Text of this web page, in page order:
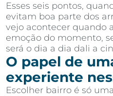
Esses seis pontos,
evitam boa parte dos
vejo acontecer quando
emoção do momento,
será o dia a dia dali a
O papel de
experiente
Escolher bairro é só